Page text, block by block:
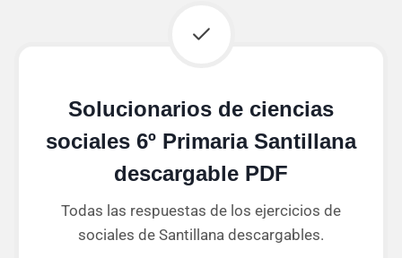
Solucionarios de ciencias
sociales 6º Primaria Santillana
descargable PDF
Todas las respuestas de los ejercicios de
sociales de Santillana descargables.